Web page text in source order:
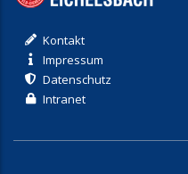
Kontakt
Impressum
Datenschutz
Intranet